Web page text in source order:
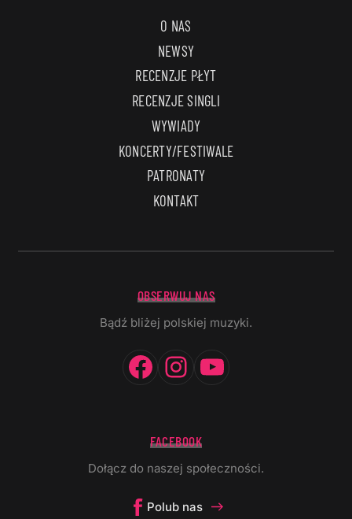
O NAS
NEWSY
RECENZJE PŁYT
RECENZJE SINGLI
WYWIADY
KONCERTY/FESTIWALE
PATRONATY
KONTAKT
OBSERWUJ NAS
Bądź bliżej polskiej muzyki.
Facebook
Instagram
FACEBOOK
Dołącz do naszej społeczności.
Polub nas